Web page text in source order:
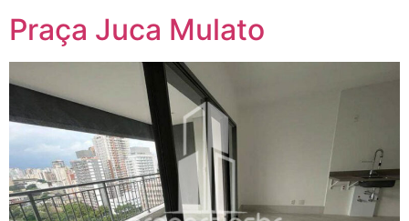
Praça Juca Mulato